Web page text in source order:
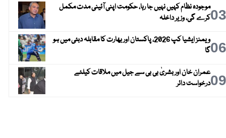
03موجودہ نظام کہیں نہیں جا رہا، حکومت اپنی آئینی مدت مکمل
کرے گی، وزیر داخلہ
06
ویمنز ایشیا کپ 2026، پاکستان اور بھارت کا مقابلہ دبئی میں ہو
گا
09عمران خان اور بشریٰ بی بی سے جیل میں ملاقات کیلئے
درخواست دائر